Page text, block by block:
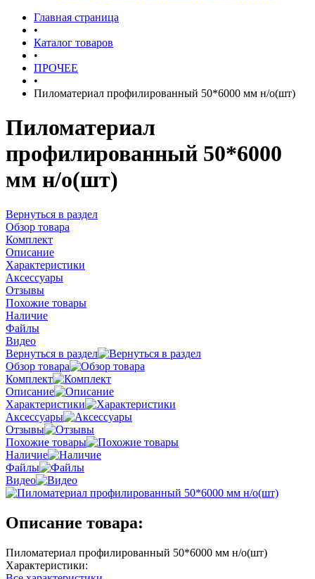
Главная страница
•
Каталог товаров
•
ПРОЧЕЕ
•
Пиломатериал профилированный 50*6000 мм н/о(шт)
Пиломатериал
профилированный 50*6000
мм н/о(шт)
Вернуться в раздел
Обзор товара
Комплект
Описание
Характеристики
Аксессуары
Отзывы
Похожие товары
Наличие
Файлы
Видео
Вернуться в раздел
Обзор товара
Комплект
Описание
Характеристики
Аксессуары
Отзывы
Похожие товары
Наличие
Файлы
Видео
Описание товара:
Пиломатериал профилированный 50*6000 мм н/о(шт)
Характеристики: